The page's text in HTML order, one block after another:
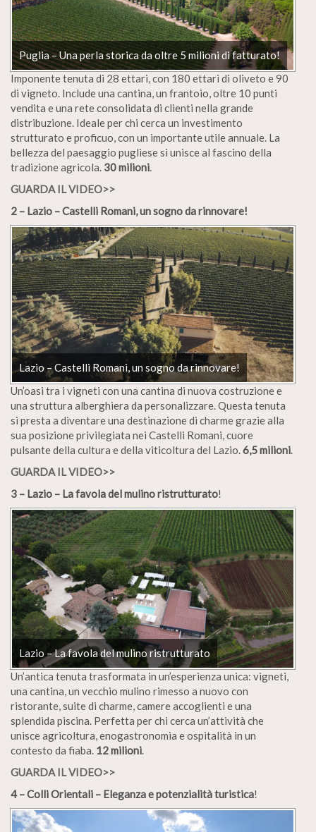
Puglia – Una perla storica da oltre 5 milioni di fatturato!
Imponente tenuta di 28 ettari, con 180 ettari di oliveto e 90
di vigneto. Include una cantina, un frantoio, oltre 10 punti
vendita e una rete consolidata di clienti nella grande
distribuzione. Ideale per chi cerca un investimento
strutturato e proficuo, con un importante utile annuale. La
bellezza del paesaggio pugliese si unisce al fascino della
tradizione agricola. 30 milioni.
GUARDA IL VIDEO>>
2 – Lazio – Castelli Romani, un sogno da rinnovare!
Lazio – Castelli Romani, un sogno da rinnovare!
Un’oasi tra i vigneti con una cantina di nuova costruzione e
una struttura alberghiera da personalizzare. Questa tenuta
si presta a diventare una destinazione di charme grazie alla
sua posizione privilegiata nei Castelli Romani, cuore
pulsante della cultura e della viticoltura del Lazio.6,5 milioni.
GUARDA IL VIDEO>>
3 – Lazio – La favola del mulino ristrutturato!
Lazio – La favola del mulino ristrutturato
Un’antica tenuta trasformata in un’esperienza unica: vigneti,
una cantina, un vecchio mulino rimesso a nuovo con
ristorante, suite di charme, camere accoglienti e una
splendida piscina. Perfetta per chi cerca un’attività che
unisce agricoltura, enogastronomia e ospitalità in un
contesto da fiaba. 12 milioni.
GUARDA IL VIDEO>>
4 – Colli Orientali – Eleganza e potenzialità turistica!